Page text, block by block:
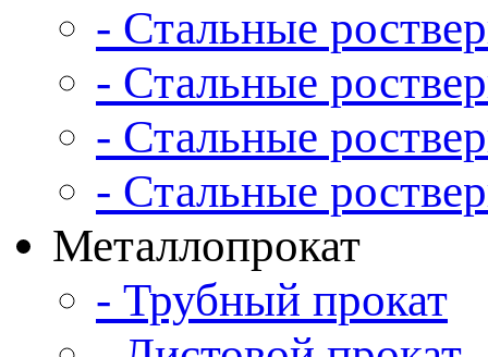
- Стальные
- Стальные
- Стальные
- Стальные
Металлопрокат
- Трубный прокат